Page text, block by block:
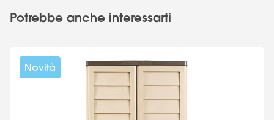
Potrebbe anche interessarti
Novità